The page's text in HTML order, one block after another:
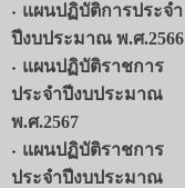
แผนปฏิบัติการประจำ
ปีงบประมาณ พ.ศ.2566
แผนปฏิบัติราชการ
ประจำปีงบประมาณ
พ.ศ.2567
แผนปฏิบัติราชการ
ประจำปีงบประมาณ